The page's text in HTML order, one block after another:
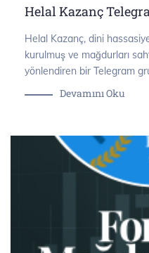
Helal Kazanç
Helal Kazanç, dini
kurulmuş ve mağdurları
yönlendiren bir Telegram
Devamını Oku